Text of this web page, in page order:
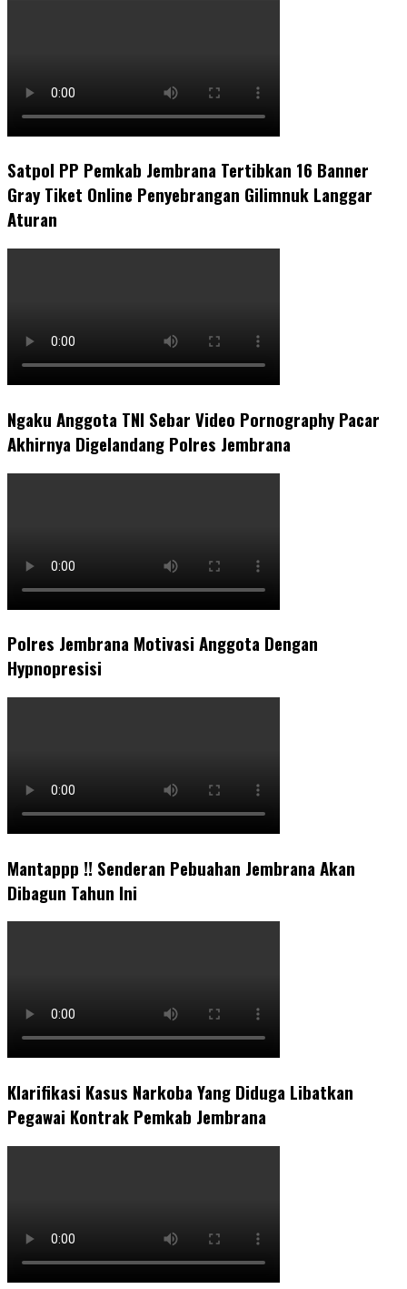
Satpol PP Pemkab Jembrana Tertibkan 16 Banner
Gray Tiket Online Penyebrangan Gilimnuk Langgar
Aturan
Ngaku Anggota TNI Sebar Video Pornography Pacar
Akhirnya Digelandang Polres Jembrana
Polres Jembrana Motivasi Anggota Dengan
Hypnopresisi
Mantappp !! Senderan Pebuahan Jembrana Akan
Dibagun Tahun Ini
Klarifikasi Kasus Narkoba Yang Diduga Libatkan
Pegawai Kontrak Pemkab Jembrana